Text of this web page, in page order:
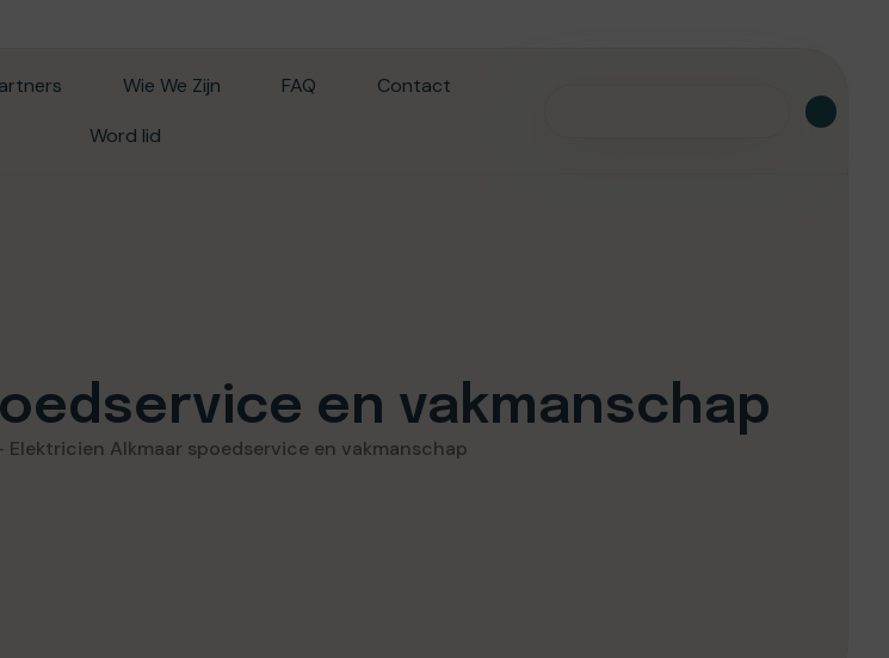
Wie We Zijn FAQ
Contact
Word lid
en vakmanschap
Elektricien Alkmaar spoedservice en vakmanschap